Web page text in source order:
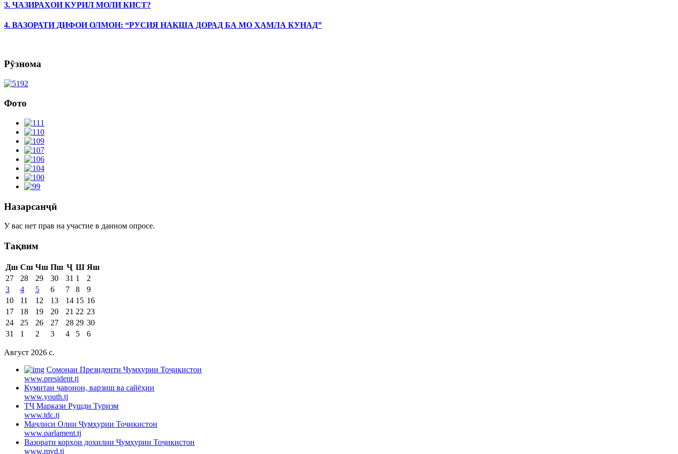
3. ҶАЗИРАҲОИ КУРИЛ МОЛИ КИСТ?
4. ВАЗОРАТИ ДИФОИ ОЛМОН: “РУСИЯ НАҚША ДОРАД БА МО ҲАМЛА КУНАД”
Рӯзнома
Фото
Назарсанҷӣ
У вас нет прав на участие в данном опросе.
Тақвим
Дш Сш Чш Пш Ҷ Ш Яш
27
28 29 30 31 1
2
3
4 5 6 7 8
9
10
11 12 13 14 15 16
17
18 19 20 21 22 23
24
25 26 27 28 29 30
31
1 2 3 4 5 6
Август 2026 c.
Cомонаи Президенти Ҷумҳурии Тоҷикистон
www.president.tj
Кумитаи ҷавонон, варзиш ва сайёҳии
www.youth.tj
ТҶ Маркази Рушди Туризм
www.tdc.tj
Маҷлиси Олии Ҷумҳурии Тоҷикистон
www.parlament.tj
Вазорати корҳои дохилии Ҷумҳурии Тоҷикистон
www.mvd.tj